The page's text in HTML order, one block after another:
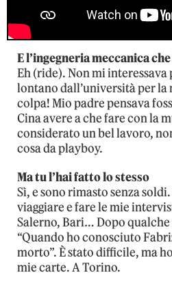
E l’ingegneria meccanica
Eh (ride). Non mi interessava
lontano dall’università per la
colpa! Mio padre pensava
Cina avere a che fare con la
considerato un bel lavoro,
cosa da playboy.
Ma tu l’hai fatto lo stesso
Sì, e sono rimasto senza
viaggiare e fare le mie
Salerno, Bari… Dopo qualche
“Quando ho conosciuto
morto”. È stato difficile, ma
mie carte. A Torino.